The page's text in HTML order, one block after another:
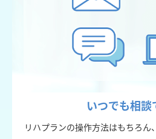
いつでも相談
リハプランの操作方法はもちろん